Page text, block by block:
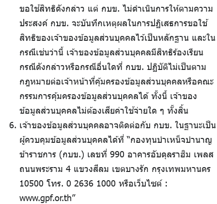
ขอใช้สิทธิดังกล่าว แต่ กบข. ไม่ดำเนินการให้ตามความ
ประสงค์ กบข. จะบันทึกเหตุผลในการปฏิเสธการขอใช้
สิทธิของเจ้าของข้อมูลส่วนบุคคลไว้เป็นหลักฐาน และใน
กรณีเช่นว่านี้ เจ้าของข้อมูลส่วนบุคคลมีสิทธิร้องเรียน
กรณีดังกล่าวหรือกรณีอื่นใดที่ กบข. ปฏิบัติไม่เป็นตาม
กฎหมายต่อเจ้าหน้าที่คุ้มครองข้อมูลส่วนบุคคลหรือคณะ
กรรมการคุ้มครองข้อมูลส่วนบุคคลได้ ทั้งนี้ เจ้าของ
ข้อมูลส่วนบุคคลไม่ต้องเสียค่าใช้จ่ายใด ๆ ทั้งสิ้น
เจ้าของข้อมูลส่วนบุคคลอาจติดต่อกับ กบข. ในฐานะเป็น
ผู้ควบคุมข้อมูลส่วนบุคคลได้ที่ “กองทุนบำเหน็จบำนาญ
ข้าราชการ (กบข.) เลขที่ 990 อาคารอับดุลราฮิม เพลส
ถนนพระราม 4 แขวงสีลม เขตบางรัก กรุงเทพมหานคร
10500 โทร. 0 2636 1000 หรือเว็บไซต์ :
www.gpf.or.th”